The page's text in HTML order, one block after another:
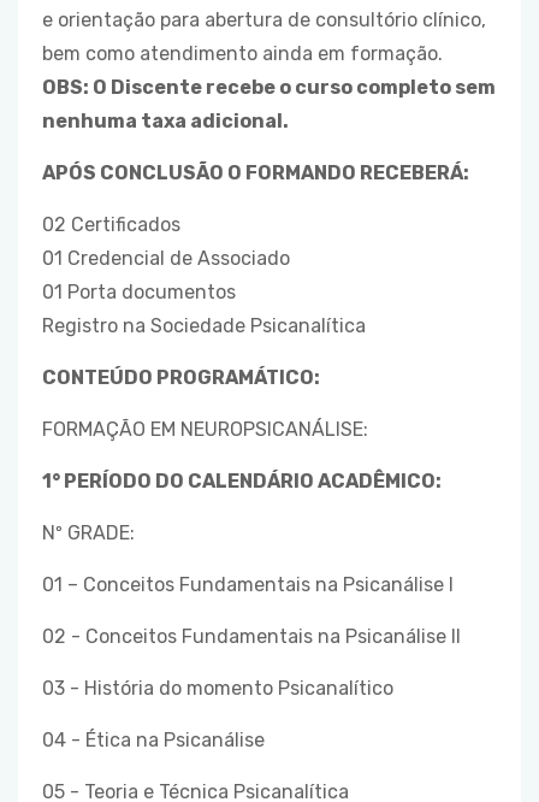
e orientação para abertura de consultório clínico,
bem como atendimento ainda em formação.
OBS: O Discente recebe o curso completo sem
nenhuma taxa adicional.
APÓS CONCLUSÃO O FORMANDO RECEBERÁ:
02 Certificados
01 Credencial de Associado
01 Porta documentos
Registro na Sociedade Psicanalítica
CONTEÚDO PROGRAMÁTICO:
FORMAÇÃO EM NEUROPSICANÁLISE:
1° PERÍODO DO CALENDÁRIO ACADÊMICO:
Nº GRADE:
01 – Conceitos Fundamentais na Psicanálise I
02 - Conceitos Fundamentais na Psicanálise II
03 - História do momento Psicanalítico
04 - Ética na Psicanálise
05 - Teoria e Técnica Psicanalítica